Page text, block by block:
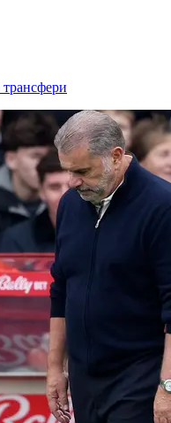
трансфери